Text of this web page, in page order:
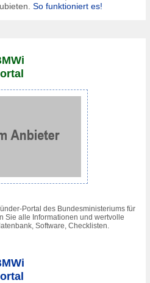
So funktioniert es!
Portal des Bundesministeriums für
Sie alle Informationen und wertvolle
Software, Checklisten.